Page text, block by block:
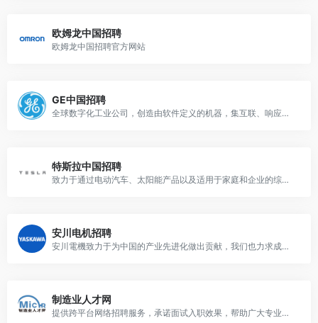
欧姆龙中国招聘
欧姆龙中国招聘官方网站
GE中国招聘
全球数字化工业公司，创造由软件定义的机器，集互联、响应和预测之智，致力变革传统工业。
特斯拉中国招聘
致力于通过电动汽车、太阳能产品以及适用于家庭和企业的综合型可再生能源解决方案，加速世界向可持续能源的转变。
安川电机招聘
安川電機致力于为中国的产业先进化做出贡献，我们也力求成为业界优秀专业人士的企业雇
制造业人才网
提供跨平台网络招聘服务，承诺面试入职效果，帮助广大专业人才规划职业推荐工作